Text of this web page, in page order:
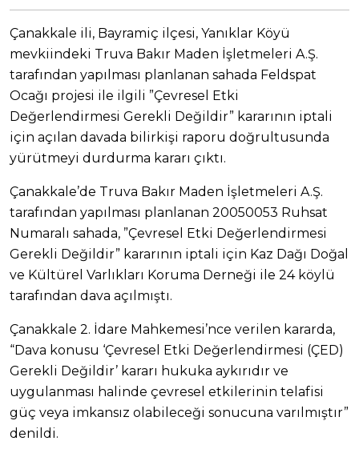
Çanakkale ili, Bayramiç ilçesi, Yanıklar Köyü
mevkiindeki Truva Bakır Maden İşletmeleri A.Ş.
tarafından yapılması planlanan sahada Feldspat
Ocağı projesi ile ilgili ”Çevresel Etki
Değerlendirmesi Gerekli Değildir” kararının iptali
için açılan davada bilirkişi raporu doğrultusunda
yürütmeyi durdurma kararı çıktı.
Çanakkale’de Truva Bakır Maden İşletmeleri A.Ş.
tarafından yapılması planlanan 20050053 Ruhsat
Numaralı sahada, ”Çevresel Etki Değerlendirmesi
Gerekli Değildir” kararının iptali için Kaz Dağı Doğal
ve Kültürel Varlıkları Koruma Derneği ile 24 köylü
tarafından dava açılmıştı.
Çanakkale 2. İdare Mahkemesi’nce verilen kararda,
“Dava konusu ‘Çevresel Etki Değerlendirmesi (ÇED)
Gerekli Değildir’ kararı hukuka aykırıdır ve
uygulanması halinde çevresel etkilerinin telafisi
güç veya imkansız olabileceği sonucuna varılmıştır”
denildi.